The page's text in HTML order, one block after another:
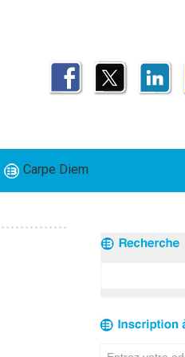
Carpe Diem